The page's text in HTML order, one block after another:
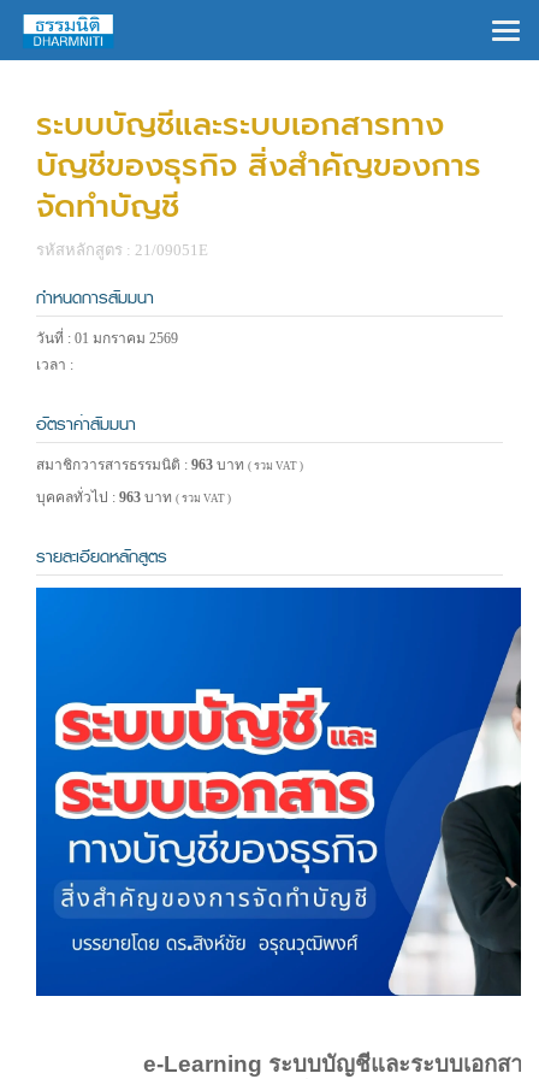
ระบบบัญชีและระบบเอกสารทาง
บัญชีของธุรกิจ สิ่งสำคัญของการ
จัดทำบัญชี
รหัสหลักสูตร : 21/09051E
กำหนดการสัมมนา
วันที่ : 01 มกราคม 2569
เวลา :
อัตราค่าสัมมนา
สมาชิกวารสารธรรมนิติ : 963 บาท ( รวม VAT )
บุคคลทั่วไป : 963 บาท ( รวม VAT )
รายละเอียดหลักสูตร
e-Learning ระบบบัญชีและระบบเอกสา
×